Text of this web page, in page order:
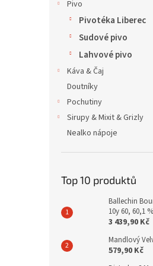
Pivo
Pivotéka Liberec
Sudové pivo
Lahvové pivo
Káva & Čaj
Doutníky
Pochutiny
Sirupy & Mixit & Grizly
Nealko nápoje
Top 10 produktů
Ballechin
10y 60, 60,1
3 439,90 Kč
Mandlový
579,90 Kč